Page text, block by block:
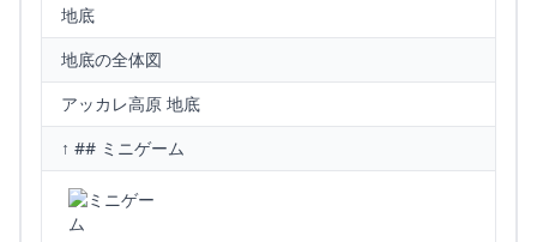
地底
地底の全体図
アッカレ高原 地底
↑ ## ミニゲーム